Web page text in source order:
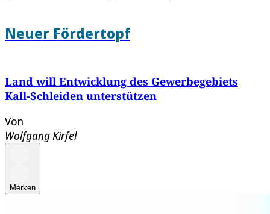
Neuer Fördertopf
Land will Entwicklung des Gewerbegebiets
Kall-Schleiden unterstützen
Von
Wolfgang Kirfel
Merken